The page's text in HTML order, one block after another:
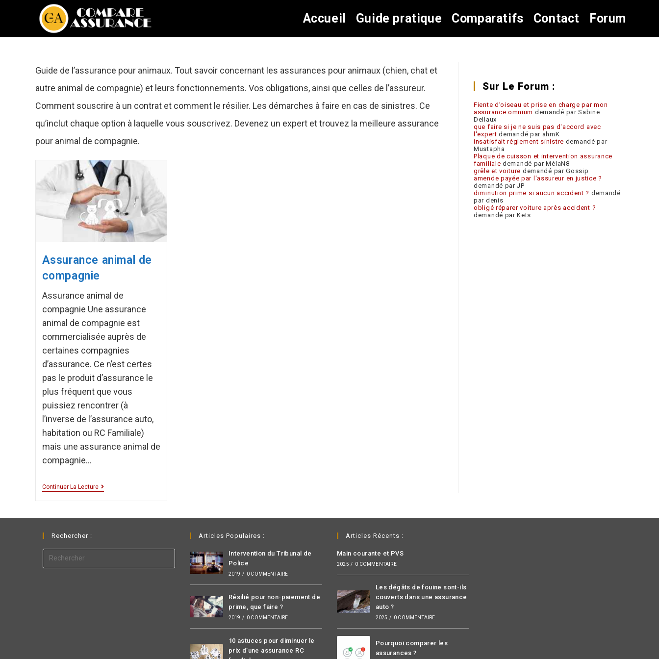
Accueil Guide pratique Comparatifs Contact Forum
Guide de l’assurance pour animaux. Tout savoir concernant les assurances pour animaux (chien, chat et
autre animal de compagnie) et leurs fonctionnements. Vos obligations, ainsi que celles de l’assureur.
Comment souscrire à un contrat et comment le résilier. Les démarches à faire en cas de sinistres. Ce
qu’inclut chaque option à laquelle vous souscrivez. Devenez un expert et trouvez la meilleure assurance
pour animal de compagnie.
Assurance animal de
compagnie
Assurance animal de
compagnie Une assurance
animal de compagnie est
commercialisée auprès de
certaines compagnies
d’assurance. Ce n’est certes
pas le produit d’assurance le
plus fréquent que vous
puissiez rencontrer (à
l’inverse de l’assurance auto,
habitation ou RC Familiale)
mais une assurance animal de
compagnie…
Continuer La Lecture
Sur Le Forum :
Fiente d’oiseau et prise en charge par mon
assurance omnium demandé par Sabine
Dellaux
que faire si je ne suis pas d'accord avec
l'expert demandé par ahmK
insatisfait réglement sinistre demandé par
Mustapha
Plaque de cuisson et intervention assurance
familiale demandé par MélaN8
grêle et voiture demandé par Gossip
amende payée par l'assureur en justice ?
demandé par JP
diminution prime si aucun accident ? demandé
par denis
obligé réparer voiture après accident ?
demandé par Kets
Rechercher : Articles Populaires :
Intervention du Tribunal de
Police
2019 / 0 COMMENTAIRE
Résilié pour non-paiement de
prime, que faire ?
2019 / 0 COMMENTAIRE
10 astuces pour diminuer le
prix d’une assurance RC
Articles Récents :
Main courante et PVS
2025 / 0 COMMENTAIRE
Les dégâts de fouine sont-ils
couverts dans une assurance
auto ?
2025 / 0 COMMENTAIRE
Pourquoi comparer les
assurances ?